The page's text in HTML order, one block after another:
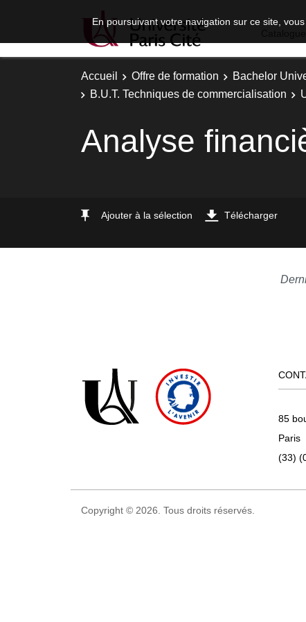
En poursuivant votre navigation sur ce site,
Accueil Offre de formation Bachelor
B.U.T. Techniques de commercialisation
Analyse
Ajouter à la sélection Télécharger
85
Paris
(33)
Copyright © 2026. Tous droits réservés.